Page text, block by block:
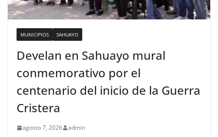
MUNICIPIOS SAHUAYO
Develan en Sahuayo mural
conmemorativo por el
centenario del inicio de la Guerra
Cristera
agosto 7, 2026 admin